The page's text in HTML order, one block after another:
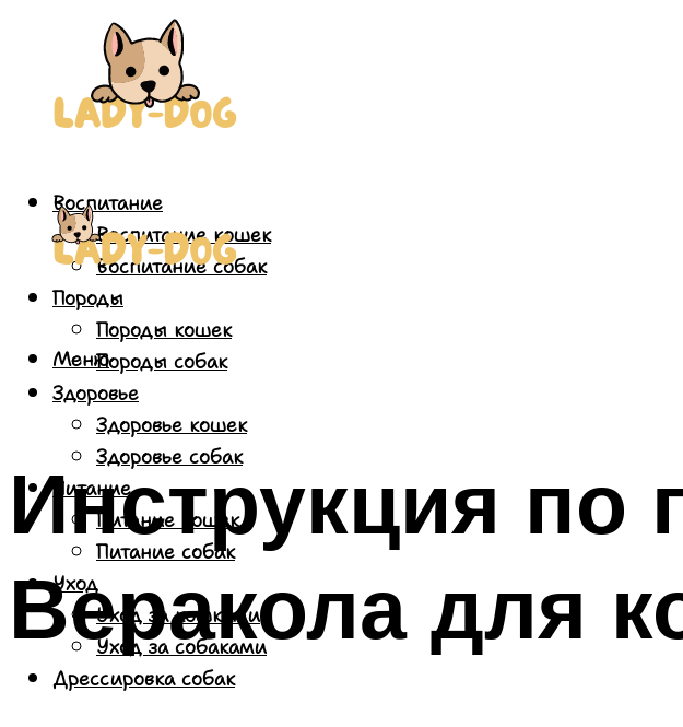
Воспитание
Воспитание кошек
Воспитание собак
Породы
Породы кошек
Породы собак
Здоровье
Здоровье кошек
Здоровье собак
Питание
Питание кошек
Питание собак
Уход
Уход за кошками
Уход за собаками
Дрессировка собак
Меню
Инструкция
Веракола для